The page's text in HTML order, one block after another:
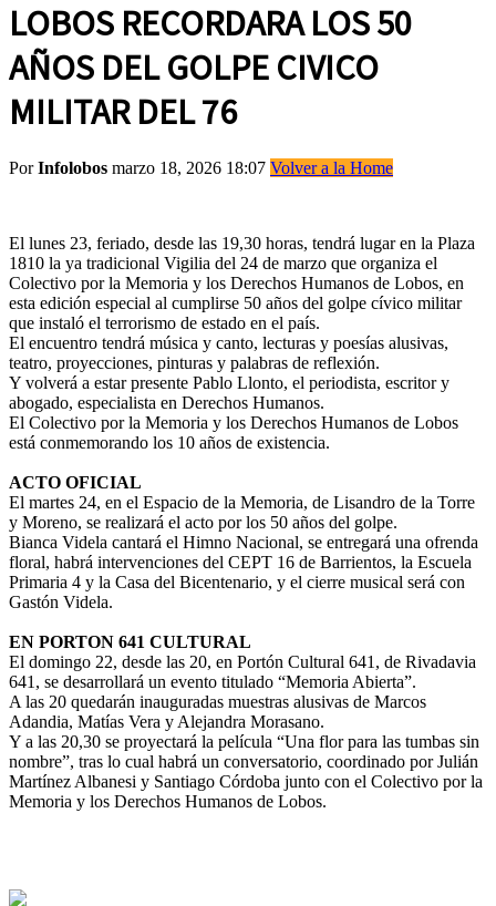
LOBOS RECORDARA LOS 50
AÑOS DEL GOLPE CIVICO
MILITAR DEL 76
PorInfolobos marzo 18, 2026 18:07 Volver a la Home
El lunes 23, feriado, desde las 19,30 horas, tendrá lugar en la Plaza
1810 la ya tradicional Vigilia del 24 de marzo que organiza el
Colectivo por la Memoria y los Derechos Humanos de Lobos, en
esta edición especial al cumplirse 50 años del golpe cívico militar
que instaló el terrorismo de estado en el país.
El encuentro tendrá música y canto, lecturas y poesías alusivas,
teatro, proyecciones, pinturas y palabras de reflexión.
Y volverá a estar presente Pablo Llonto, el periodista, escritor y
abogado, especialista en Derechos Humanos.
El Colectivo por la Memoria y los Derechos Humanos de Lobos
está conmemorando los 10 años de existencia.
ACTO OFICIAL
El martes 24, en el Espacio de la Memoria, de Lisandro de la Torre
y Moreno, se realizará el acto por los 50 años del golpe.
Bianca Videla cantará el Himno Nacional, se entregará una ofrenda
floral, habrá intervenciones del CEPT 16 de Barrientos, la Escuela
Primaria 4 y la Casa del Bicentenario, y el cierre musical será con
Gastón Videla.
EN PORTON 641 CULTURAL
El domingo 22, desde las 20, en Portón Cultural 641, de Rivadavia
641, se desarrollará un evento titulado “Memoria Abierta”.
A las 20 quedarán inauguradas muestras alusivas de Marcos
Adandia, Matías Vera y Alejandra Morasano.
Y a las 20,30 se proyectará la película “Una flor para las tumbas sin
nombre”, tras lo cual habrá un conversatorio, coordinado por Julián
Martínez Albanesi y Santiago Córdoba junto con el Colectivo por la
Memoria y los Derechos Humanos de Lobos.